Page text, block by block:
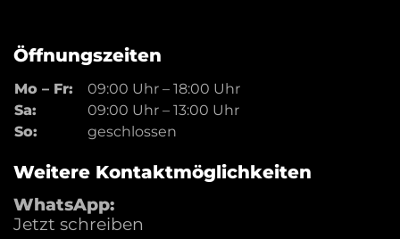
Ledersitze, hochwertige Infotainment-Systeme
besonders attraktiv. Das dichte Ersatzteilnetz
und die Servicekompetenz von Mercedes-
Benz-Händlern wie Automobile Trier sorgen für
verlässliche Wartung. Für Elektromodelle sind
Batteriekapazität und Langlebigkeit zentrale
Vorteile. Neutral betrachtet, sollten potenzielle
Käufer auf Verschleißteile wie Bremsen oder
Öffnungszeiten
Mo – Fr: 09:00 Uhr – 18:00 Uhr
Sa:
09:00 Uhr – 13:00 Uhr
So:
geschlossen
Weitere Kontaktmöglichkeiten
WhatsApp:
Jetzt schreiben